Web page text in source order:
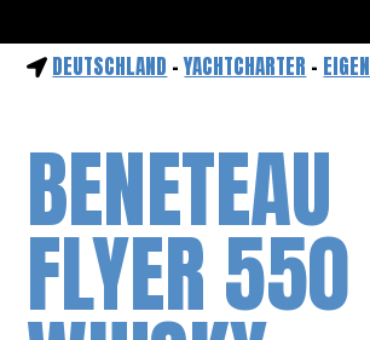
DEUTSCHLAND -YACHTCHARTER -
BENETEAU
FLYER 550